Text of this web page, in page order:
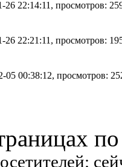
26 22:14:11, просмотров:
26 22:21:11, просмотров:
05 00:38:12, просмотров: